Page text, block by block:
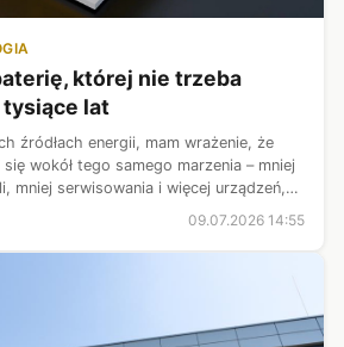
której nie trzeba
tysiące lat
źródłach energii, mam wrażenie, że
wokół tego samego marzenia – mniej
mniej serwisowania i więcej urządzeń,
Raz widać to przy problemie
09.07.2026 14:55